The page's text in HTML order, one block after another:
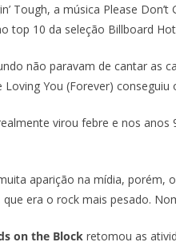
Tough, a música Please
top 10 da seleção Billboard
não paravam de cantar as
Loving You (Forever)
virou febre e nos anos
aparição na mídia, porém,
era o rock mais pesado.
on the Block retomou as